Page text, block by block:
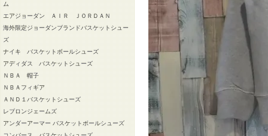
ム
エアジョーダン ＡＩＲ ＪＯＲＤＡＮ
海外限定ジョーダンブランドバスケットシュー
ズ
ナイキ バスケットボールシューズ
アディダス バスケットシューズ
ＮＢＡ 帽子
ＮＢＡフィギア
ＡＮＤ１バスケットシューズ
レブロンジェームズ
アンダーアーマー バスケットボールシューズ